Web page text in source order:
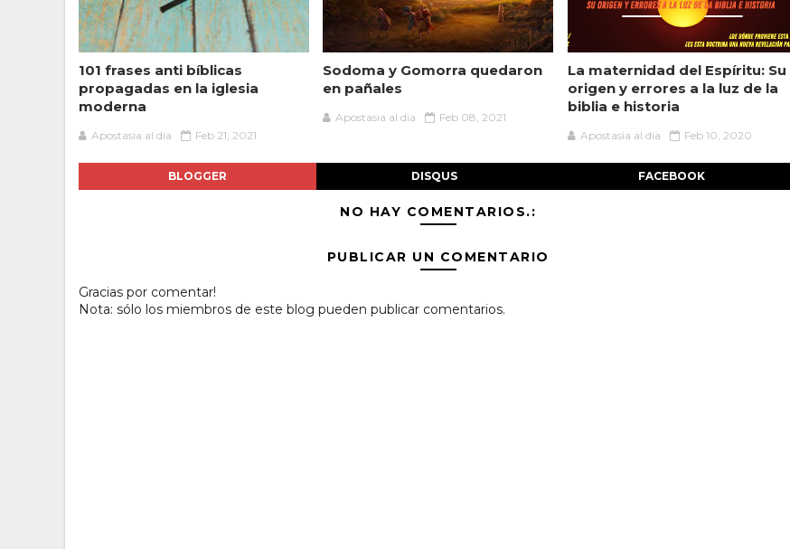
101 frases anti bíblicas
propagadas en la iglesia
moderna
Apostasia al dia Feb 21, 2021
Sodoma y Gomorra quedaron
en pañales
Apostasia al dia Feb 08, 2021
La maternidad del Espíritu: Su
origen y errores a la luz de la
biblia e historia
Apostasia al dia Feb 10, 2020
BLOGGER DISQUS FACEBOOK
NO HAY COMENTARIOS.:
PUBLICAR UN COMENTARIO
Gracias por comentar!
Nota: sólo los miembros de este blog pueden publicar comentarios.